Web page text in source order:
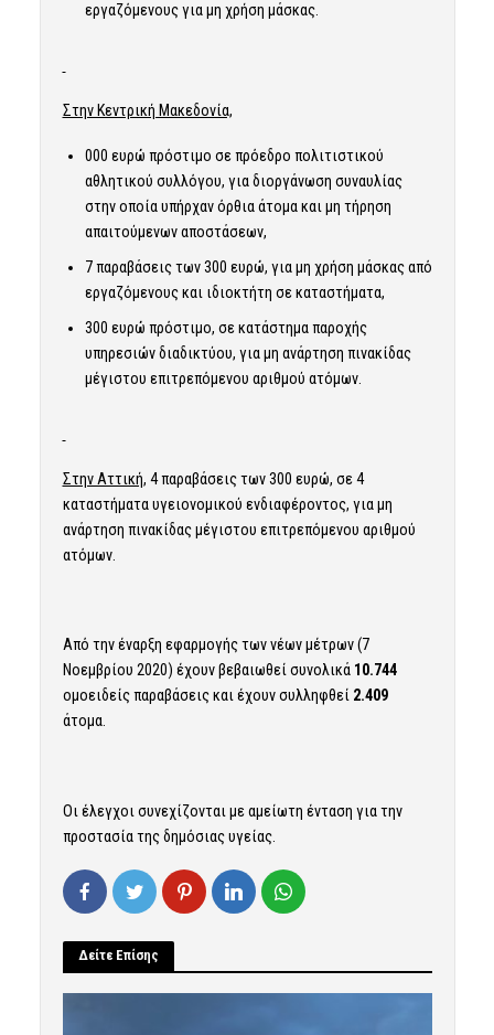
εργαζόμενους για μη χρήση μάσκας.
Στην Κεντρική Μακεδονία,
000 ευρώ πρόστιμο σε πρόεδρο πολιτιστικού
αθλητικού συλλόγου, για διοργάνωση συναυλίας
στην οποία υπήρχαν όρθια άτομα και μη τήρηση
απαιτούμενων αποστάσεων,
7 παραβάσεις των 300 ευρώ, για μη χρήση μάσκας από
εργαζόμενους και ιδιοκτήτη σε καταστήματα,
300 ευρώ πρόστιμο, σε κατάστημα παροχής
υπηρεσιών διαδικτύου, για μη ανάρτηση πινακίδας
μέγιστου επιτρεπόμενου αριθμού ατόμων.
Στην Αττική, 4 παραβάσεις των 300 ευρώ, σε 4
καταστήματα υγειονομικού ενδιαφέροντος, για μη
ανάρτηση πινακίδας μέγιστου επιτρεπόμενου αριθμού
ατόμων.
Από την έναρξη εφαρμογής των νέων μέτρων (7
Νοεμβρίου 2020) έχουν βεβαιωθεί συνολικά 10.744
ομοειδείς παραβάσεις και έχουν συλληφθεί 2.409
άτομα.
Οι έλεγχοι συνεχίζονται με αμείωτη ένταση για την
προστασία της δημόσιας υγείας.
Δείτε Επίσης